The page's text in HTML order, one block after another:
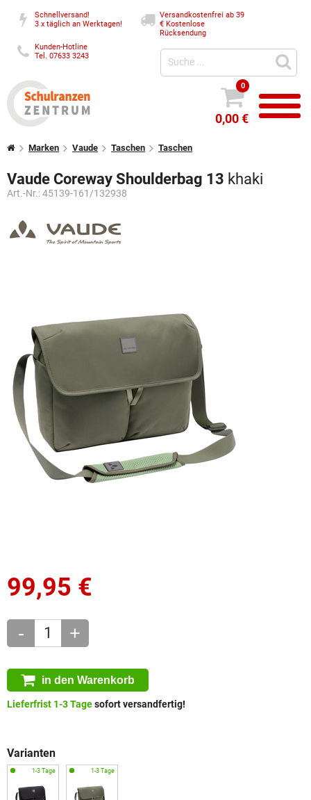
Schnellversand!
3 x täglich an Werktagen!
Versandkostenfrei ab 39
€Kostenlose
Rücksendung
Kunden-Hotline
Tel. 07633 3243
0
0,00 €
Marken Vaude Taschen Taschen
Vaude Coreway Shoulderbag 13 khaki
Art.-Nr.:45139-161/132938
99,95 €
- +
in den Warenkorb
Lieferfrist 1-3 Tagesofort versandfertig!
Varianten